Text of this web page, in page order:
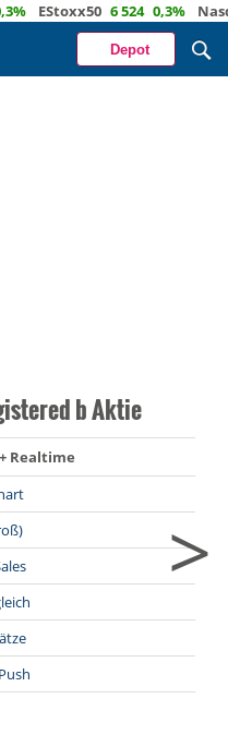
EStoxx50 6 524 0,3% Nasdaq
Depot
b Aktie
Realtime
>